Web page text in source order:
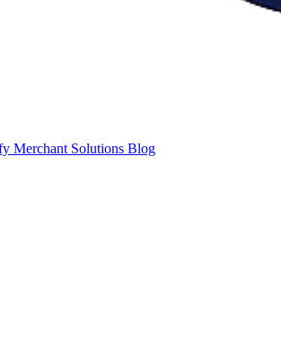
Merchant Solutions Blog